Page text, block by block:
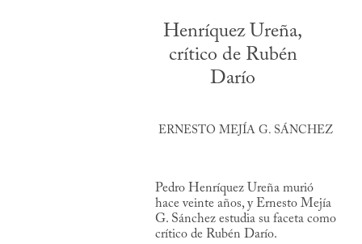
Henríquez Ureña,
crítico de Rubén
Darío
ERNESTO MEJÍA G. SÁNCHEZ
Pedro Henríquez Ureña murió
hace veinte años, y Ernesto Mejía
G. Sánchez estudia su faceta como
crítico de Rubén Darío.